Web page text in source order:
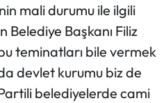
mali durumu ile ilgili
Başkanı Filiz
teminatları bile vermek
devlet kurumu biz de
belediyelerde cami